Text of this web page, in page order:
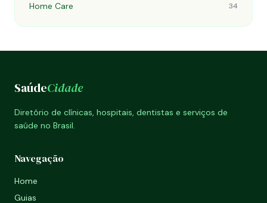
Home Care 34
SaúdeCidade
Diretório de clínicas, hospitais, dentistas e serviços de
saúde no Brasil.
Navegação
Home
Guias